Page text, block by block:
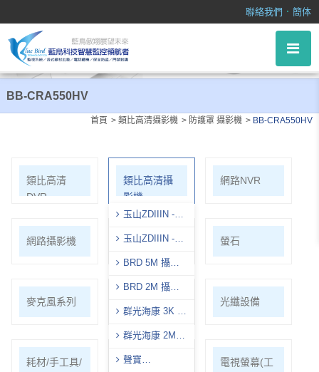
聯絡我們 ． 簡体
BB-CRA550HV
首頁 類比高清攝影機 防護罩 攝影機 BB-CRA550HV
類比高清
DVR
類比高清攝
影機
玉山ZDIIIN -
玉山ZDIIIN -
BRD 5M 攝影
BRD 2M 攝影
群光海康 3K 攝
群光海康 2M
聲寶
網路NVR
網路攝影機 WIFI套裝 螢石
麥克風系列 光纖設備
耗材/手工具/
支架/迴轉台/
電視螢幕(工